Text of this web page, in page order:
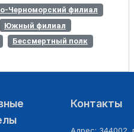
Черноморский филиал
Южный филиал
Бессмертный полк
Контакты